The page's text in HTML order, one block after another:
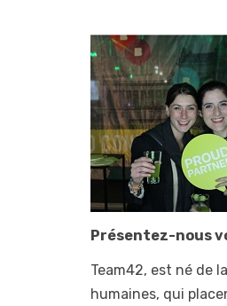
Présentez-nous
Team42, est né de
humaines, qui